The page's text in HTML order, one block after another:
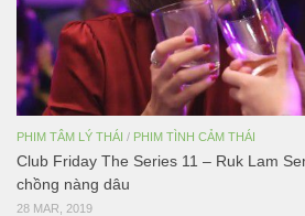
PHIM TÂM LÝ THÁI / PHIM TÌNH CẢM THÁI
Club Friday The Series 11 – Ruk Lam
chồng nàng dâu
28 MAR, 2019